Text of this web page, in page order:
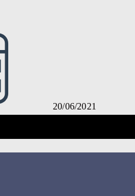
20/06/2021